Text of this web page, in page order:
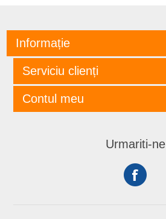
Informație
Serviciu clienți
Contul meu
Urmariti-ne